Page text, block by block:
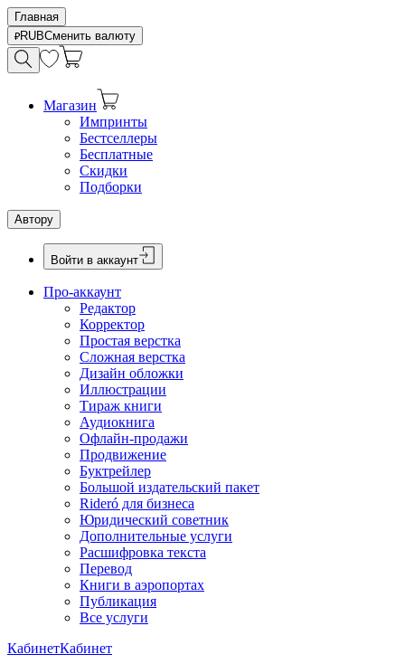
Главная
RUBСменить валюту
Магазин
Импринты
Бестселлеры
Бесплатные
Скидки
Подборки
Автору
Войти в аккаунт
Про-аккаунт
Редактор
Корректор
Простая верстка
Сложная верстка
Дизайн обложки
Иллюстрации
Тираж книги
Аудиокнига
Офлайн-продажи
Продвижение
Буктрейлер
Большой издательский пакет
Rideró для бизнеса
Юридический советник
Дополнительные услуги
Расшифровка текста
Перевод
Книги в аэропортах
Публикация
Все услуги
КабинетКабинет